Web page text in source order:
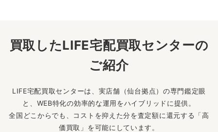
買取したLIFE宅配買取センターの
ご紹介
LIFE宅配買取センターは、実店舗（仙台拠点）の専門鑑定眼
と、WEB特化の効率的な運用をハイブリッドに提供。
全国どこからでも、コストを抑えた分を査定額に還元する「高
価買取」を可能にしています。